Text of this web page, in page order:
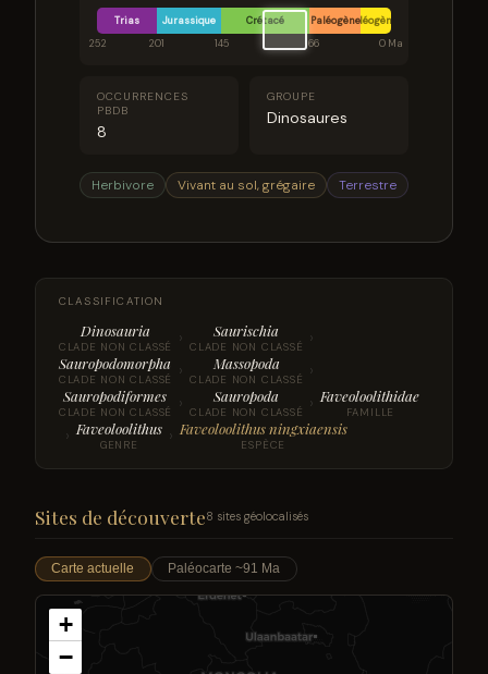
Trias Jurassique Crétacé PaléogèneNéogène
252
201 145 66 0 Ma
OCCURRENCES
PBDB
8
GROUPE
Dinosaures
Herbivore Vivant au sol, grégaire Terrestre
CLASSIFICATION
Dinosauria
CLADE NON CLASSÉ › Saurischia
CLADE NON CLASSÉ ›
Sauropodomorpha
CLADE NON CLASSÉ › Massopoda
CLADE NON CLASSÉ ›
Sauropodiformes
CLADE NON CLASSÉ › Sauropoda
CLADE NON CLASSÉ › Faveoloolithidae
FAMILLE
› Faveoloolithus
GENRE › Faveoloolithus ningxiaensis
ESPÈCE
Sites de découverte8 sites géolocalisés
Carte actuelle Paléocarte ~91 Ma
+
−